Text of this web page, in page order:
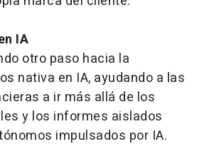
IA
otro paso hacia la
nativa en IA, ayudando a las
a ir más allá de los
y los informes aislados
impulsados por IA.